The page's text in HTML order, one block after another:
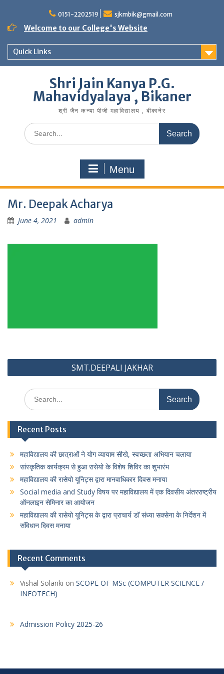
content
0151-2202519 sjkmbik@gmail.com
Welcome to our College's Website
Quick Links
Shri Jain Kanya P.G.
Mahavidyalaya , Bikaner
श्री जैन कन्या पीजी महाविद्यालय , बीकानेर
Search
for:
Menu
Mr. Deepak Acharya
June 4, 2021 admin
Post
navigation
SMT.DEEPALI JAKHAR
Search
for:
Recent Posts
महाविद्यालय की छात्राओं ने योग व्यायाम सीखे, स्वच्छता अभियान चलाया
सांस्कृतिक कार्यक्रम से हुआ रासेयो के विशेष शिविर का शुभारंभ
महाविद्यालय की रासेयो यूनिट्स द्वारा मानवाधिकार दिवस मनाया
Social media and Study विषय पर महाविद्यालय में एक दिवसीय अंतरराष्ट्रीय
ऑनलाइन सेमिनार का आयोजन
महाविद्यालय की रासेयो यूनिट्स के द्वारा प्राचार्य डॉ संध्या सक्सेना के निर्देशन में
संविधान दिवस मनाया
Recent Comments
Vishal Solanki on SCOPE OF MSc (COMPUTER SCIENCE /
INFOTECH)
Admission Policy 2025-26